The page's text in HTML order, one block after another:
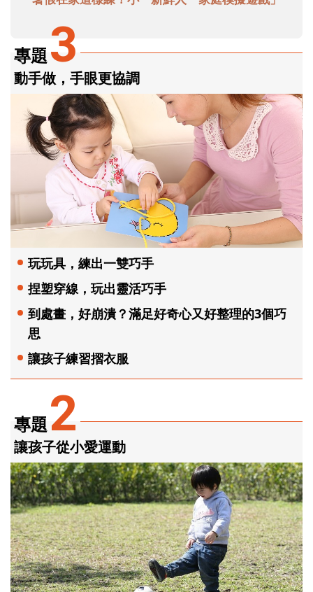
專題2
讓孩子從小愛運動
專題3
動手做，手眼更協調
玩玩具，練出一雙巧手
捏塑穿線，玩出靈活巧手
到處畫，好崩潰？滿足好奇心又好整理的3個巧
思
讓孩子練習摺衣服